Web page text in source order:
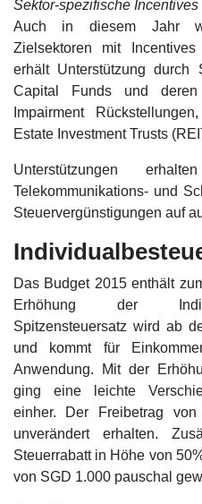
Sektor-spezifische Incentives
Auch in diesem Jahr
Zielsektoren mit
erhält Unterstützung durch
Capital Funds und
Impairment
Estate Investment Trusts
Unterstützungen
Telekommunikations- und
Steuervergünstigungen auf
Das Budget 2015 enthält
Erhöhung der
Spitzensteuersatz wird ab
und kommt für
Anwendung. Mit der
ging eine leichte
einher. Der Freibetrag
unverändert erhalten.
Steuerrabatt in Höhe von
von SGD 1.000 pauschal